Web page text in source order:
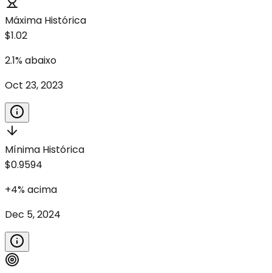
Máxima Histórica
$1.02
2.1% abaixo
Oct 23, 2023
Mínima Histórica
$0.9594
+4% acima
Dec 5, 2024